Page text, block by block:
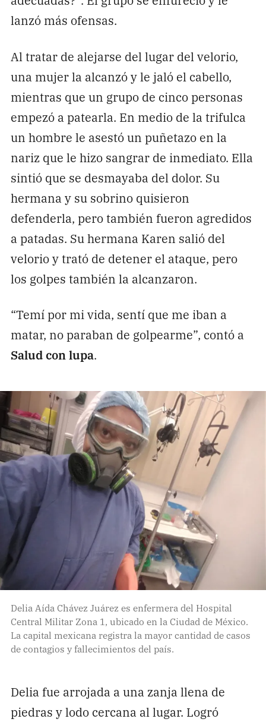
lanzó más ofensas.
Al tratar de alejarse del lugar del velorio,
una mujer la alcanzó y le jaló el cabello,
mientras que un grupo de cinco personas
empezó a patearla. En medio de la trifulca
un hombre le asestó un puñetazo en la
nariz que le hizo sangrar de inmediato. Ella
sintió que se desmayaba del dolor. Su
hermana y su sobrino quisieron
defenderla, pero también fueron agredidos
a patadas. Su hermana Karen salió del
velorio y trató de detener el ataque, pero
los golpes también la alcanzaron.
“Temí por mi vida, sentí que me iban a
matar, no paraban de golpearme”, contó a
Salud con lupa.
Delia Aída Chávez Juárez es enfermera del Hospital
Central Militar Zona 1, ubicado en la Ciudad de México.
La capital mexicana registra la mayor cantidad de casos
de contagios y fallecimientos del país.
Delia fue arrojada a una zanja llena de
piedras y lodo cercana al lugar. Logró